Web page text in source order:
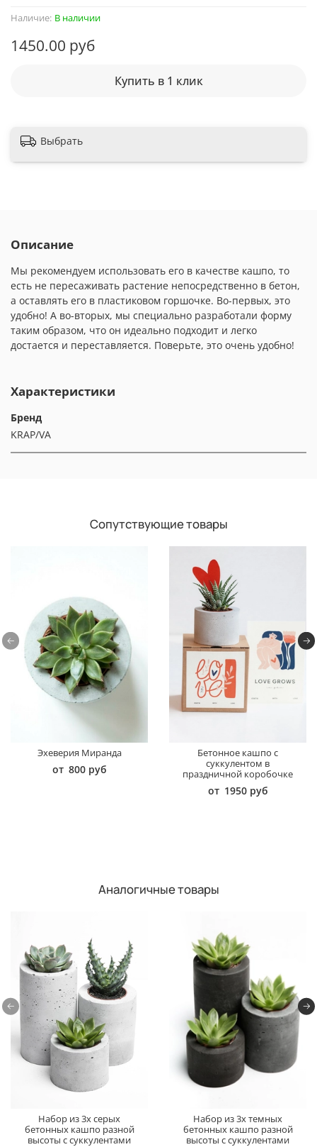
Наличие: В наличии
1450.00 руб
Купить в 1 клик
Выбрать
Описание
Мы рекомендуем использовать его в качестве кашпо, то
есть не пересаживать растение непосредственно в бетон,
а оставлять его в пластиковом горшочке. Во-первых, это
удобно! А во-вторых, мы специально разработали форму
таким образом, что он идеально подходит и легко
достается и переставляется. Поверьте, это очень удобно!
Характеристики
Бренд
KRAP/VA
Сопутствующие товары
Эхеверия Миранда
от 800 руб
Бетонное кашпо с
суккулентом в
праздничной коробочке
от 1950 руб
Аналогичные товары
Набор из 3х серых
бетонных кашпо разной
высоты с суккулентами
Набор из 3х темных
бетонных кашпо разной
высоты с суккулентами